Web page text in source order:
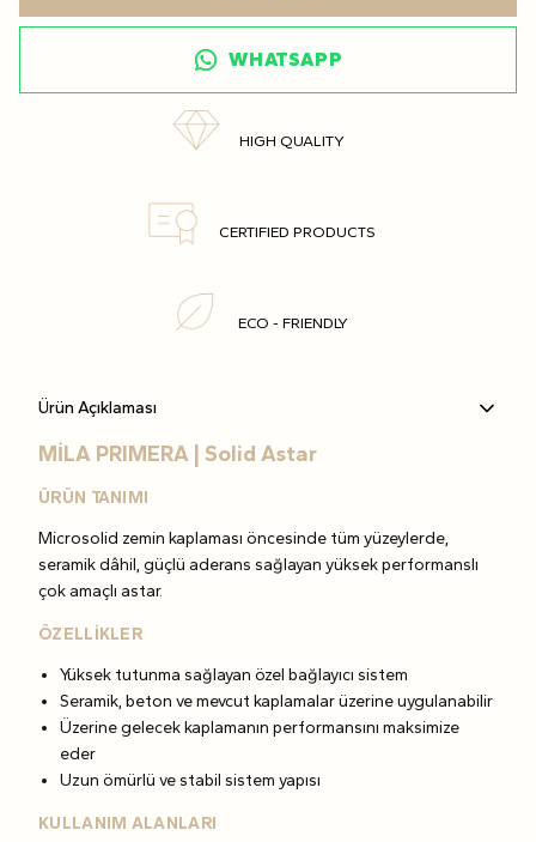
WHATSAPP
HIGH QUALITY
CERTIFIED PRODUCTS
ECO - FRIENDLY
Ürün Açıklaması
MİLA PRIMERA | Solid Astar
ÜRÜN TANIMI
Microsolid zemin kaplaması öncesinde tüm yüzeylerde,
seramik dâhil, güçlü aderans sağlayan yüksek performanslı
çok amaçlı astar.
ÖZELLİKLER
Yüksek tutunma sağlayan özel bağlayıcı sistem
Seramik, beton ve mevcut kaplamalar üzerine uygulanabilir
Üzerine gelecek kaplamanın performansını maksimize
eder
Uzun ömürlü ve stabil sistem yapısı
KULLANIM ALANLARI